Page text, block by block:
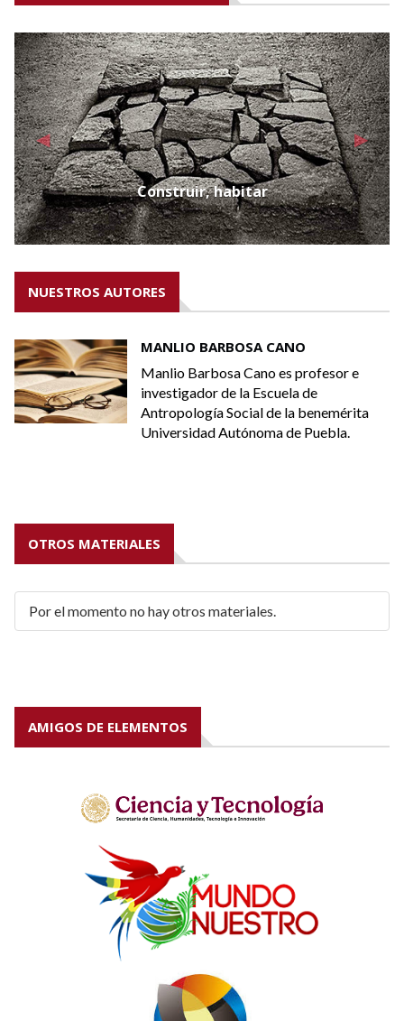
Construir, habitar
Previous Next
NUESTROS AUTORES
MANLIO BARBOSA CANO
Manlio Barbosa Cano es profesor e
investigador de la Escuela de
Antropología Social de la benemérita
Universidad Autónoma de Puebla.
OTROS MATERIALES
Por el momento no hay otros materiales.
AMIGOS DE ELEMENTOS